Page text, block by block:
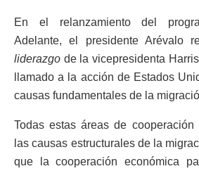
En el relanzamiento del
Adelante, el presidente Arévalo
liderazgo de la vicepresidenta
llamado a la acción de Estados
causas fundamentales de la
Todas estas áreas de
las causas estructurales de la
que la cooperación económica